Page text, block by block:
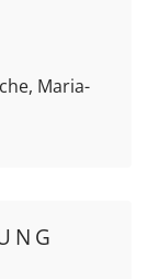
Maria-